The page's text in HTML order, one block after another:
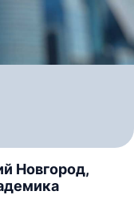
Новгород,